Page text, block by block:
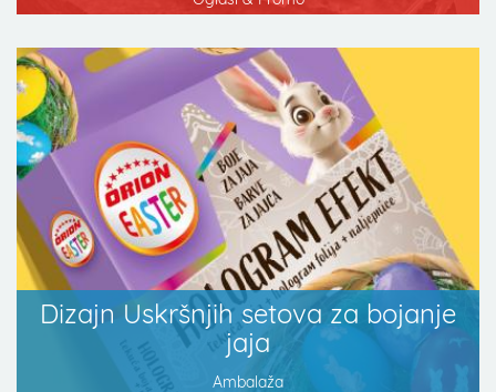
Dizajn Uskršnjih setova za bojanje
jaja
Ambalaža